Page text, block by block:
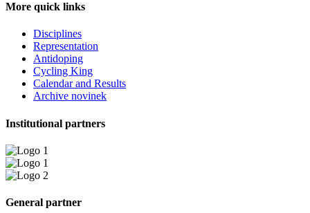
More quick links
Disciplines
Representation
Antidoping
Cycling King
Calendar and Results
Archive novinek
Institutional partners
General partner